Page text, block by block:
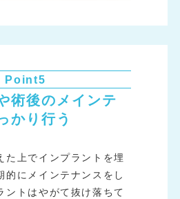
Point5
術後のメインテ
かり行う
た上でインプラントを埋
的にメインテナンスをし
ントはやがて抜け落ちて